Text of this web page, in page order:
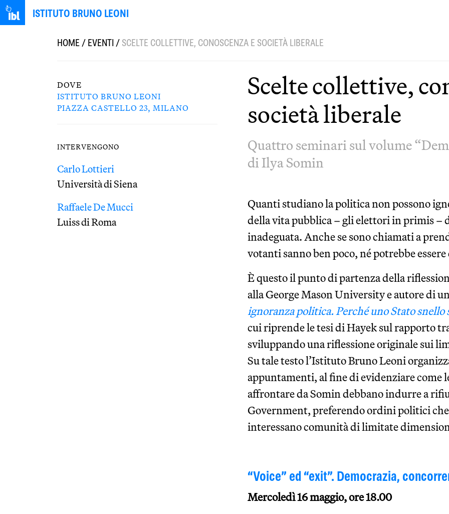
ISTITUTO BRUNO LEONI
HOME/EVENTI/SCELTE COLLETTIVE, CONOSCENZA E SOCIETÀ LIBERALE
DOVE
ISTITUTO BRUNO LEONI
PIAZZA CASTELLO 23, MILANO
INTERVENGONO
Carlo Lottieri
Università di Siena
Raffaele De Mucci
Luiss di Roma
Scelte collettive,
società liberale
Quattro seminari sul volume
di Ilya Somin
Quanti studiano la politica non possono
della vita pubblica – gli elettori in primis –
inadeguata. Anche se sono chiamati a
votanti sanno ben poco, né potrebbe
È questo il punto di partenza della
alla George Mason University e autore di
ignoranza politica. Perché uno Stato snello
cui riprende le tesi di Hayek sul rapporto
sviluppando una riflessione originale sui
Su tale testo l’Istituto Bruno Leoni
appuntamenti, al fine di evidenziare come
affrontare da Somin debbano indurre a
Government, preferendo ordini politici che
interessano comunità di limitate
“Voice” ed “exit”. Democrazia,
Mercoledì 16 maggio, ore 18.00